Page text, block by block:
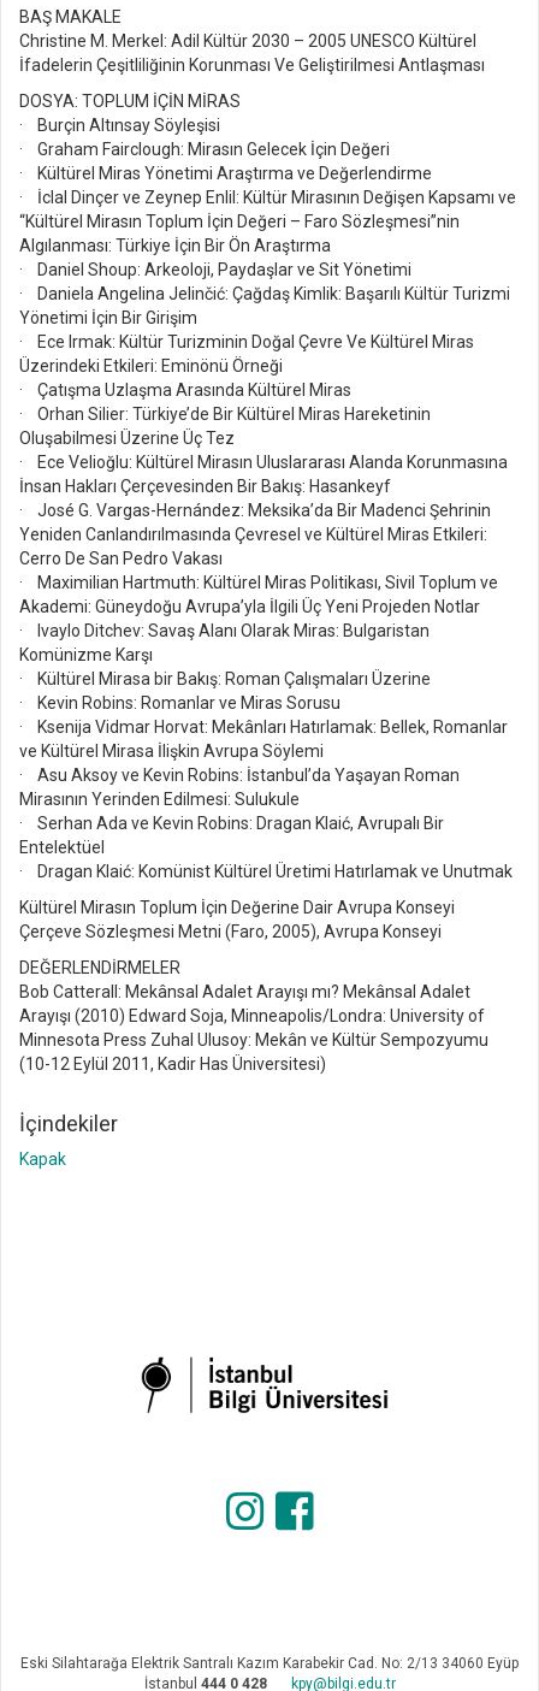
BAŞ MAKALE
Christine M. Merkel: Adil Kültür 2030 – 2005 UNESCO Kültürel
İfadelerin Çeşitliliğinin Korunması Ve Geliştirilmesi Antlaşması
DOSYA: TOPLUM İÇİN MİRAS
· Burçin Altınsay Söyleşisi
· Graham Fairclough: Mirasın Gelecek İçin Değeri
· Kültürel Miras Yönetimi Araştırma ve Değerlendirme
· İclal Dinçer ve Zeynep Enlil: Kültür Mirasının Değişen Kapsamı ve
“Kültürel Mirasın Toplum İçin Değeri – Faro Sözleşmesi”nin
Algılanması: Türkiye İçin Bir Ön Araştırma
· Daniel Shoup: Arkeoloji, Paydaşlar ve Sit Yönetimi
· Daniela Angelina Jelinčić: Çağdaş Kimlik: Başarılı Kültür Turizmi
Yönetimi İçin Bir Girişim
· Ece Irmak: Kültür Turizminin Doğal Çevre Ve Kültürel Miras
Üzerindeki Etkileri: Eminönü Örneği
· Çatışma Uzlaşma Arasında Kültürel Miras
· Orhan Silier: Türkiye’de Bir Kültürel Miras Hareketinin
Oluşabilmesi Üzerine Üç Tez
· Ece Velioğlu: Kültürel Mirasın Uluslararası Alanda Korunmasına
İnsan Hakları Çerçevesinden Bir Bakış: Hasankeyf
· José G. Vargas-Hernández: Meksika’da Bir Madenci Şehrinin
Yeniden Canlandırılmasında Çevresel ve Kültürel Miras Etkileri:
Cerro De San Pedro Vakası
· Maximilian Hartmuth: Kültürel Miras Politikası, Sivil Toplum ve
Akademi: Güneydoğu Avrupa’yla İlgili Üç Yeni Projeden Notlar
· Ivaylo Ditchev: Savaş Alanı Olarak Miras: Bulgaristan
Komünizme Karşı
· Kültürel Mirasa bir Bakış: Roman Çalışmaları Üzerine
· Kevin Robins: Romanlar ve Miras Sorusu
· Ksenija Vidmar Horvat: Mekânları Hatırlamak: Bellek, Romanlar
ve Kültürel Mirasa İlişkin Avrupa Söylemi
· Asu Aksoy ve Kevin Robins: İstanbul’da Yaşayan Roman
Mirasının Yerinden Edilmesi: Sulukule
· Serhan Ada ve Kevin Robins: Dragan Klaić, Avrupalı Bir
Entelektüel
· Dragan Klaić: Komünist Kültürel Üretimi Hatırlamak ve Unutmak
Kültürel Mirasın Toplum İçin Değerine Dair Avrupa Konseyi
Çerçeve Sözleşmesi Metni (Faro, 2005), Avrupa Konseyi
DEĞERLENDİRMELER
Bob Catterall: Mekânsal Adalet Arayışı mı? Mekânsal Adalet
Arayışı (2010) Edward Soja, Minneapolis/Londra: University of
Minnesota Press Zuhal Ulusoy: Mekân ve Kültür Sempozyumu
(10-12 Eylül 2011, Kadir Has Üniversitesi)
İçindekiler
Kapak
Eski Silahtarağa Elektrik Santralı Kazım Karabekir Cad. No: 2/13 34060 Eyüp
İstanbul 444 0 428 kpy@bilgi.edu.tr